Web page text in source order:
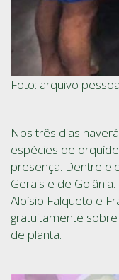
Foto: arquivo
Nos três dias
espécies de
presença. Dentre
Gerais e de
Aloísio Falqueto e
gratuitamente
de planta.